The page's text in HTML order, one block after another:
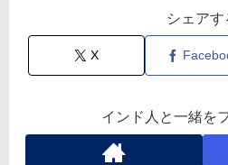
シェアす
X
インド人と一緒を